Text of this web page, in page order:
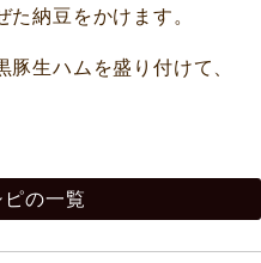
納豆をかけます。
生ハムを盛り付けて、
の一覧